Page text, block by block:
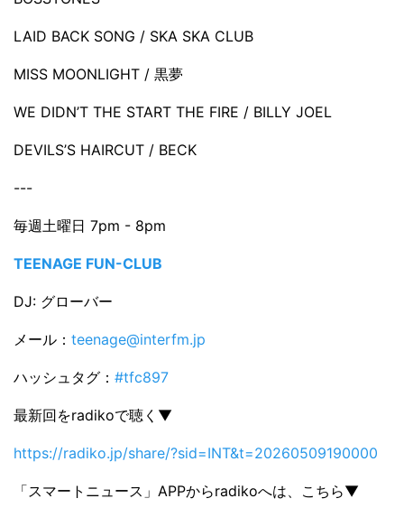
LAID BACK SONG / SKA SKA CLUB
MISS MOONLIGHT / 黒夢
WE DIDN’T THE START THE FIRE / BILLY JOEL
DEVILS’S HAIRCUT / BECK
---
毎週土曜日 7pm - 8pm
TEENAGE FUN-CLUB
DJ: グローバー
メール： teenage@interfm.jp
ハッシュタグ： #tfc897
最新回をradikoで聴く▼
https://radiko.jp/share/?sid=INT&t=20260509190000
「スマートニュース」APPからradikoへは、こちら▼